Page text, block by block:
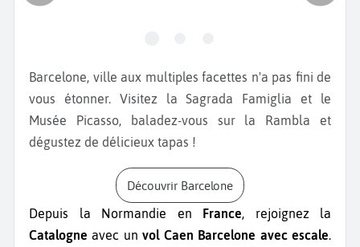
Barcelone, ville aux multiples facettes n'a pas fini de
vous étonner. Visitez la Sagrada Famiglia et le
Musée Picasso, baladez-vous sur la Rambla et
dégustez de délicieux tapas !
Découvrir Barcelone
Depuis la Normandie en France, rejoignez la
Catalogneavec un vol Caen Barcelone avec escale.